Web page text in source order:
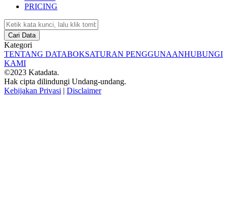
PRICING
Cari Data
Kategori
TENTANG DATABOKSATURAN PENGGUNAANHUBUNGI
KAMI
©2023 Katadata.
Hak cipta dilindungi Undang-undang.
Kebijakan Privasi | Disclaimer